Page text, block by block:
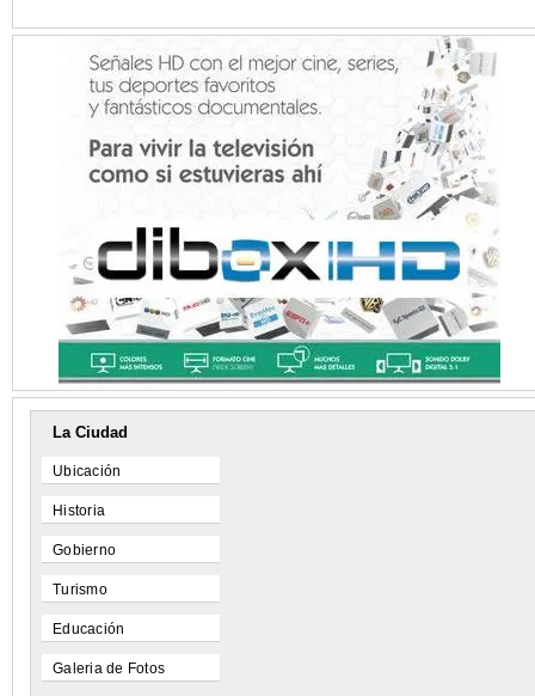
La Ciudad
Ubicación
Historia
Gobierno
Turismo
Educación
Galeria de Fotos